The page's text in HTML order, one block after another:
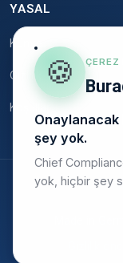
🍪 ÇEREZ
şey yok.
Chief
yok, hiçbir şey
YASAL
Künye
Gizlilik
Koşullar
Made in
Gizlilik